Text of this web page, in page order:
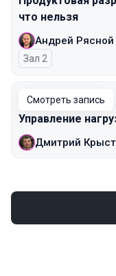
что нельзя
Андрей Рясной
Зал 2
Смотреть запись
Управление
Дмитрий